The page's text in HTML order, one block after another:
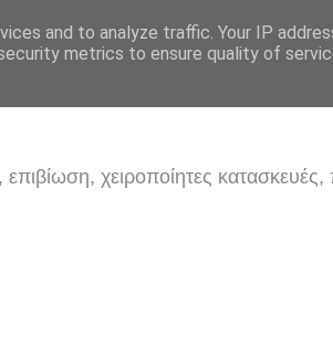
χειροποίητες
and to analyze traffic. Your IP
metrics to ensure quality of